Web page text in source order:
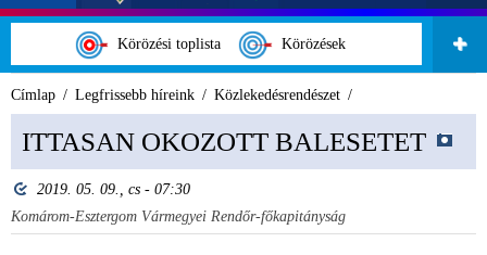
Körözési toplista Körözések
Címlap Legfrissebb híreink Közlekedésrendészet
ITTASAN OKOZOTT BALESETET
2019. 05. 09., cs - 07:30
Komárom-Esztergom Vármegyei Rendőr-főkapitányság